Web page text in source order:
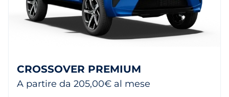
CROSSOVER PREMIUM
A partire da 205,00€ al mese